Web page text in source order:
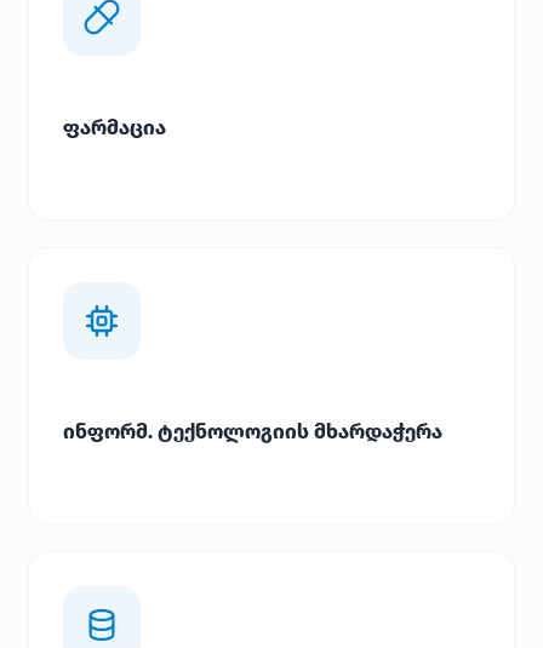
ფარმაცია
ინფორმ. ტექნოლოგიის მხარდაჭერა